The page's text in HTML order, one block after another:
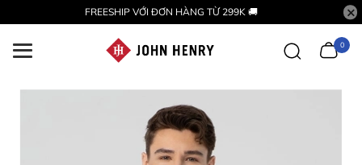
FREESHIP VỚI ĐƠN HÀNG TỪ 299K 🚚
0